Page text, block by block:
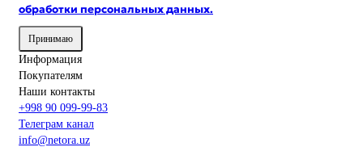
обработки персональных данных.
Принимаю
Информация
Покупателям
Наши контакты
+998 90 099-99-83
Телеграм канал
info@netora.uz